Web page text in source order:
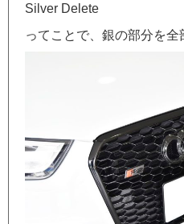
Silver Delete
ってことで、銀の部分を